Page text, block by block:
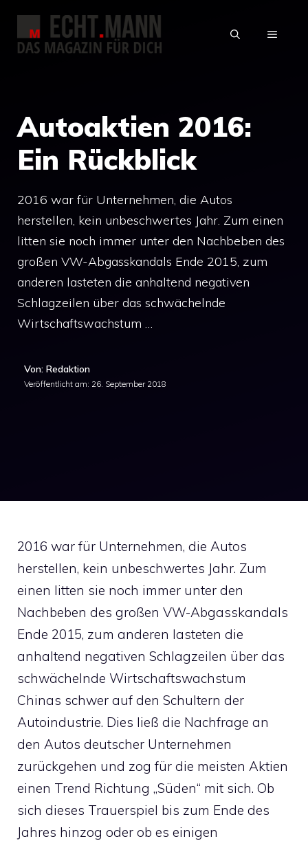
Inhalt
springen
MENÜ
Autoaktien 2016:
Ein Rückblick
2016 war für Unternehmen, die Autos
herstellen, kein unbeschwertes Jahr. Zum einen
litten sie noch immer unter den Nachbeben des
großen VW-Abgasskandals Ende 2015, zum
anderen lasteten die anhaltend negativen
Schlagzeilen über das schwächelnde
Wirtschaftswachstum …
Von: Redaktion
Veröffentlicht am: 26. September 2018
2016 war für Unternehmen, die Autos
herstellen, kein unbeschwertes Jahr. Zum
einen litten sie noch immer unter den
Nachbeben des großen VW-Abgasskandals
Ende 2015, zum anderen lasteten die
anhaltend negativen Schlagzeilen über das
schwächelnde Wirtschaftswachstum
Chinas schwer auf den Schultern der
Autoindustrie. Dies ließ die Nachfrage an
den Autos deutscher Unternehmen
zurückgehen und zog für die meisten Aktien
einen Trend Richtung „Süden“ mit sich. Ob
sich dieses Trauerspiel bis zum Ende des
Jahres hinzog oder ob es einigen